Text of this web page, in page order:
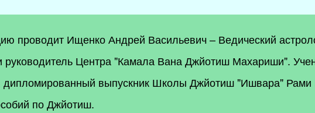
проводит Ищенко Андрей Васильевич – Ведический
руководитель Центра "Камала Вана Джйотиш Махариши".
дипломированный выпускник Школы Джйотиш "Ишвара" Рами
по Джйотиш.